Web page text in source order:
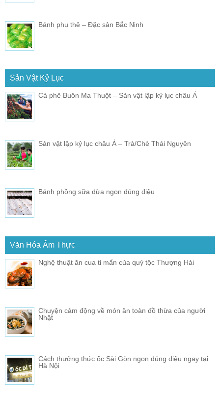
Bánh phu thê – Đặc sản Bắc Ninh
Sản Vật Kỷ Lục
Cà phê Buôn Ma Thuột – Sản vật lập kỷ lục châu Á
Sản vật lập kỷ lục châu Á – Trà/Chè Thái Nguyên
Bánh phồng sữa dừa ngon đúng điệu
Văn Hóa Ẩm Thực
Nghệ thuật ăn cua tỉ mẩn của quý tộc Thượng Hải
Chuyện cảm động về món ăn toàn đồ thừa của người
Nhật
Cách thưởng thức ốc Sài Gòn ngon đúng điệu ngay tại
Hà Nội